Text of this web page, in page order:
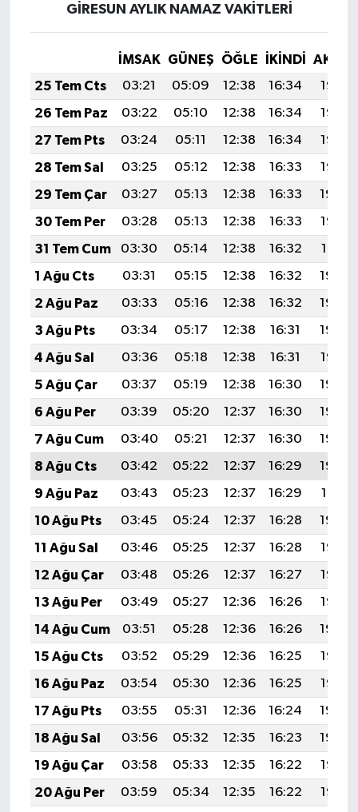
GİRESUN AYLIK NAMAZ VAKITLERI
İMSAK GÜNEŞ ÖĞLE İKINDI
25 Tem Cts
03:21 05:09 12:38 16:34
19:57
26 Tem Paz
03:22 05:10 12:38 16:34
19:56
27 Tem Pts
03:24 05:11 12:38 16:34
19:55
28 Tem Sal
03:25 05:12 12:38 16:33
19:55
29 Tem Çar
03:27 05:13 12:38 16:33
19:54
30 Tem Per
03:28 05:13 12:38 16:33
19:53
31 Tem Cum
03:30 05:14 12:38 16:32
19:51
1 Ağu Cts
03:31 05:15 12:38 16:32
19:50
2 Ağu Paz
03:33 05:16 12:38 16:32
19:49
3 Ağu Pts
03:34 05:17 12:38 16:31
19:48
4 Ağu Sal
03:36 05:18 12:38 16:31
19:47
5 Ağu Çar
03:37 05:19 12:38 16:30
19:46
6 Ağu Per
03:39 05:20 12:37 16:30
19:45
7 Ağu Cum
03:40 05:21 12:37 16:30
19:44
8 Ağu Cts
03:42 05:22 12:37 16:29
19:42
9 Ağu Paz
03:43 05:23 12:37 16:29
19:41
10 Ağu Pts
03:45 05:24 12:37 16:28
19:40
11 Ağu Sal
03:46 05:25 12:37 16:28
19:38
12 Ağu Çar
03:48 05:26 12:37 16:27
19:37
13 Ağu Per
03:49 05:27 12:36 16:26
19:36
14 Ağu Cum
03:51 05:28 12:36 16:26
19:34
15 Ağu Cts
03:52 05:29 12:36 16:25
19:33
16 Ağu Paz
03:54 05:30 12:36 16:25
19:32
17 Ağu Pts
03:55 05:31 12:36 16:24
19:30
18 Ağu Sal
03:56 05:32 12:35 16:23
19:29
19 Ağu Çar
03:58 05:33 12:35 16:22
19:27
20 Ağu Per
03:59 05:34 12:35 16:22
19:26